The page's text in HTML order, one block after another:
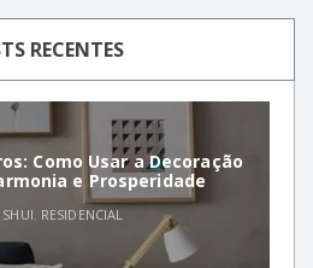
RECENTES
Como Usar a Decoração
e Prosperidade
, RESIDENCIAL